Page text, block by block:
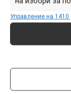
Управление на 1410